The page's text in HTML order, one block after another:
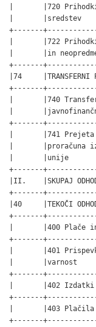
|       |720
|
+-------
|       |722
|       |in
+-------
|74
+-------
|       |740
|
+-------
|       |741
|       |proračuna
|       |unije
+-------
|II.    |SKUPAJ
+-------
|40     |TEKOČI
+-------
|       |400 Plače
+-------
|       |401
|
+-------
|       |402
+-------
|       |403
+-------